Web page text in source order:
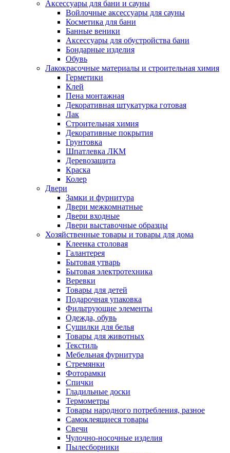
Аксессуары для бани и сауны
Войлочные аксессуары для сауны
Косметика для бани
Банные веники
Аксессуары для обустройства бани
Бондарные изделия
Обувь
Лакокрасочные материалы и строительная химия
Герметики
Клей
Пена монтажная
Декоративная штукатурка готовая
Лак
Строительная химия
Декоративные покрытия
Грунтовка
Шпатлевка ЛКМ
Деревозащита
Краска
Колер
Двери
Замки и фурнитура
Двери межкомнатные
Двери входные
Двери выставочные образцы
Хозяйственные товары и товары для дома
Клеенка столовая
Галантерея
Бытовая утварь
Бытовая электротехника
Веревки
Товары для детей
Подарочная упаковка
Фильтрующие элементы
Одежда, обувь
Сушилки для белья
Товары для животных
Текстиль
Мебельная фурнитура
Стремянки
Фоторамки
Спички
Гладильные доски
Термометры
Товары народного потребления, разное
Самоклеящиеся товары
Свечи
Чулочно-носочные изделия
Пылесборники